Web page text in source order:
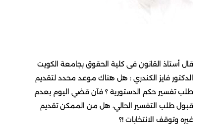
قال أستاذ القانون فى كلية الحقوق بجامعة الكويت
الدكتور فايز الكندري : هل هناك موعد محدد لتقديم
طلب تفسير حكم الدستورية ؟ فآن قضي اليوم بعدم
قبول طلب التفسير الحالي، هل من الممكن تقديم
غيره وتوقف الانتخابات !؟